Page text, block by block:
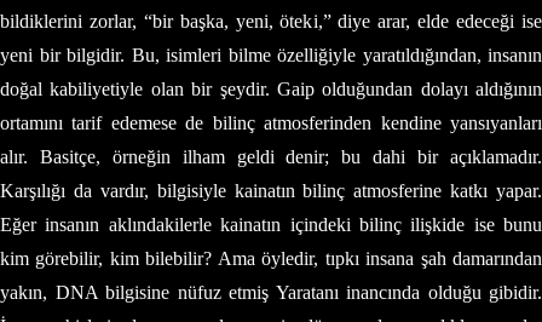
bildiklerini zorlar, “bir başka, yeni, öteki,” diye arar, elde edeceği ise
yeni bir bilgidir. Bu, isimleri bilme özelliğiyle yaratıldığından, insanın
doğal kabiliyetiyle olan bir şeydir. Gaip olduğundan dolayı aldığının
ortamını tarif edemese de bilinç atmosferinden kendine yansıyanları
alır. Basitçe, örneğin ilham geldi denir; bu dahi bir açıklamadır.
Karşılığı da vardır, bilgisiyle kainatın bilinç atmosferine katkı yapar.
Eğer insanın aklındakilerle kainatın içindeki bilinç ilişkide ise bunu
kim görebilir, kim bilebilir? Ama öyledir, tıpkı insana şah damarından
yakın, DNA bilgisine nüfuz etmiş Yaratanı inancında olduğu gibidir.